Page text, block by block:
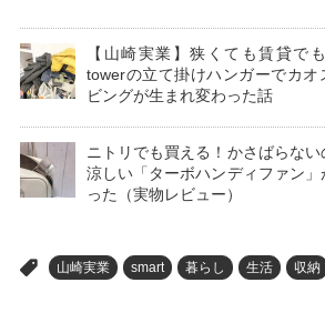
【山崎実業】狭くても賃貸でも
towerの立て掛けハンガーでカオ
ビングが生まれ変わった話
ニトリでも買える！かさばらない
涼しい「ターボハンディファン」
った（実物レビュー）
山崎実業 smart 暮らし 生活 収納